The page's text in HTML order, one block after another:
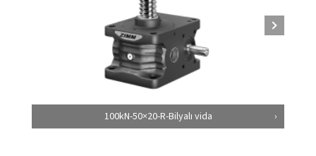
100kN-50×20-R-Bilyalı vida